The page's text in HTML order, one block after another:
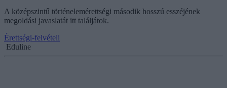
A középszintű történelemérettségi második hosszú esszéjének
megoldási javaslatát itt találjátok.
Érettségi-felvételi
Eduline